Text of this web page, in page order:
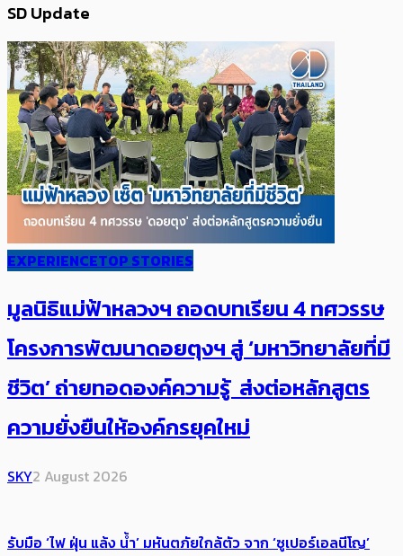
SD Update
EXPERIENCETOP STORIES
มูลนิธิแม่ฟ้าหลวงฯ ถอดบทเรียน 4 ทศวรรษ
โครงการพัฒนาดอยตุงฯ สู่ ‘มหาวิทยาลัยที่มี
ชีวิต’ ถ่ายทอดองค์ความรู้ ส่งต่อหลักสูตร
ความยั่งยืนให้องค์กรยุคใหม่
SKY2 August 2026
รับมือ ‘ไฟ ฝุ่น แล้ง น้ำ’ มหันตภัยใกล้ตัว จาก ‘ซูเปอร์เอลนีโญ’